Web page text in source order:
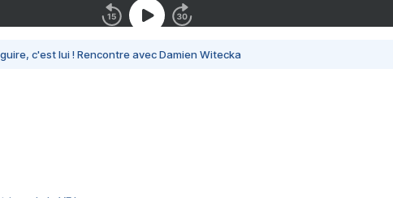
c'est lui ! Rencontre avec Damien Witecka